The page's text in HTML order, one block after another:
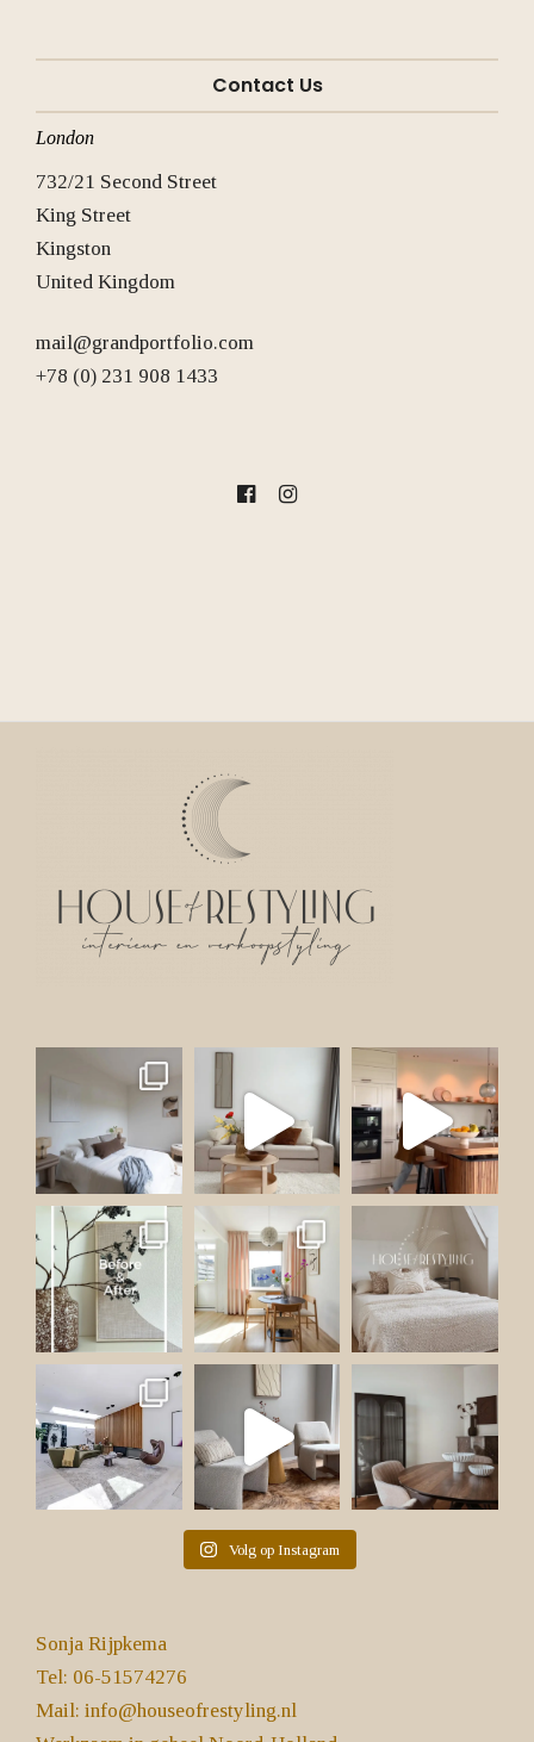
Contact Us
London
732/21 Second Street
King Street
Kingston
United Kingdom
mail@grandportfolio.com
+78 (0) 231 908 1433
Volg op Instagram
Sonja Rijpkema
Tel: 06-51574276
Mail: info@houseofrestyling.nl